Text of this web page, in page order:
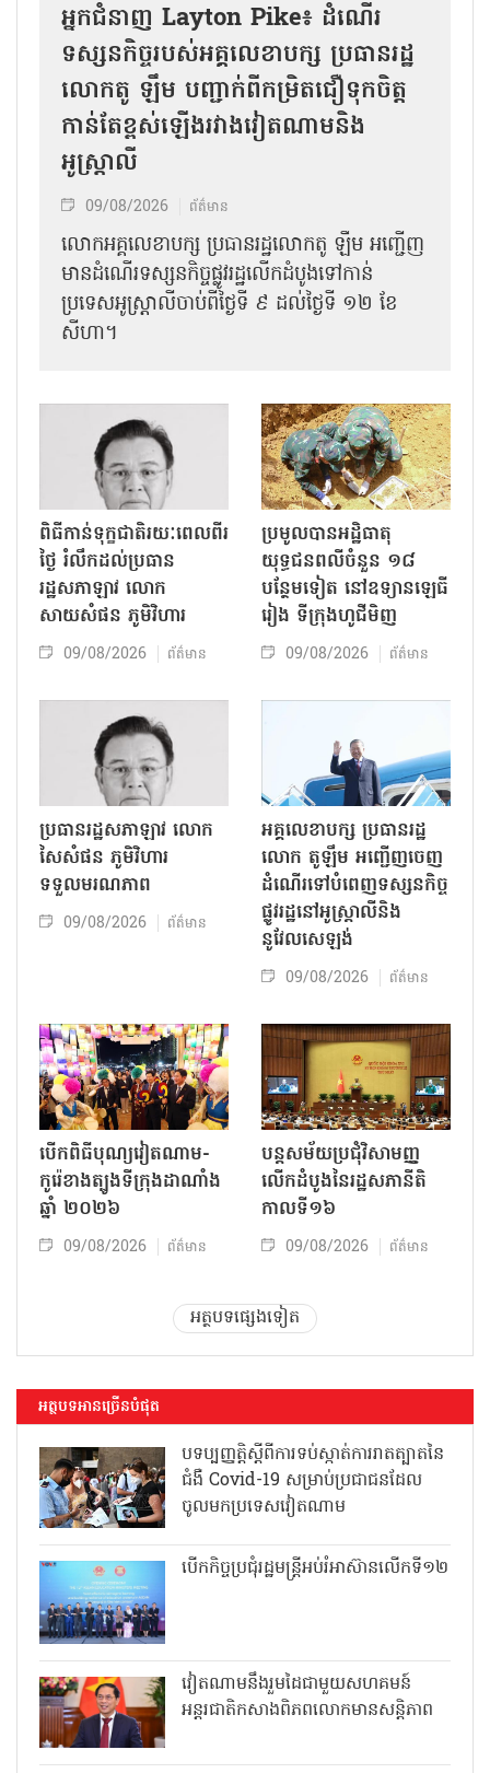
អ្នកជំនាញ Layton Pike៖ ដំណើរ
ទស្សនកិច្ចរបស់អគ្គលេខាបក្ស ប្រធានរដ្ឋ
លោកតូ ឡឹម បញ្ជាក់ពីកម្រិតជឿទុកចិត្ត
កាន់តែខ្ពស់ឡើងរវាងវៀតណាមនិង
អូស្ត្រាលី
09/08/2026 ព័ត៌មាន
លោកអគ្គលេខាបក្ស ប្រធានរដ្ឋលោកតូ ឡឹម អញ្ជើញ
មានដំណើរទស្សនកិច្ចផ្លូវរដ្ឋលើកដំបូងទៅកាន់
ប្រទេសអូស្ត្រាលីចាប់ពីថ្ងៃទី ៩ ដល់ថ្ងៃទី ១២ ខែ
សីហា។
ពិធីកាន់ទុក្ខជាតិរយៈពេលពីរ
ថ្ងៃ រំលឹកដល់ប្រធាន
រដ្ឋសភាឡាវ លោក
សាយសំផន ភូមិវិហារ
09/08/2026 ព័ត៌មាន
ប្រមូលបានអដ្ឋិធាតុ
យុទ្ធជនពលីចំនួន ១៨
បន្ថែមទៀត នៅឧទ្យានឡេធី
រៀង ទីក្រុងហូជីមិញ
09/08/2026 ព័ត៌មាន
ប្រធានរដ្ឋសភាឡាវ លោក
សៃសំផន ភូមិវិហារ
ទទួលមរណភាព
09/08/2026 ព័ត៌មាន
អគ្គលេខាបក្ស ប្រធានរដ្ឋ
លោក តូឡឹម អញ្ជើញចេញ
ដំណើរទៅបំពេញទស្សនកិច្ច
ផ្លូវរដ្ឋនៅអូស្ត្រាលីនិង
នូវែលសេឡង់
09/08/2026 ព័ត៌មាន
បើកពិធីបុណ្យវៀតណាម-
កូរ៉េខាងត្បូងទីក្រុងដាណាំង
ឆ្នាំ ២០២៦
09/08/2026 ព័ត៌មាន
បន្តសម័យប្រជុំវិសាមញ្ញ
លើកដំបូងនៃរដ្ឋសភានីតិ
កាលទី១៦
09/08/2026 ព័ត៌មាន
អត្ថបទផ្សេងទៀត
អត្ថបទអានច្រើនបំផុត
បទប្បញ្ញត្តិស្តីពីការទប់ស្កាត់ការរាតត្បាតនៃ
ជំងឺ Covid-19 សម្រាប់ប្រជាជនដែល
ចូលមកប្រទេសវៀតណាម
បើកកិច្ចប្រជុំរដ្ឋមន្ត្រីអប់រំអាស៊ានលើកទី១២
វៀតណាមនឹងរួមដៃជាមួយសហគមន៍
អន្តរជាតិកសាងពិភពលោកមានសន្តិភាព